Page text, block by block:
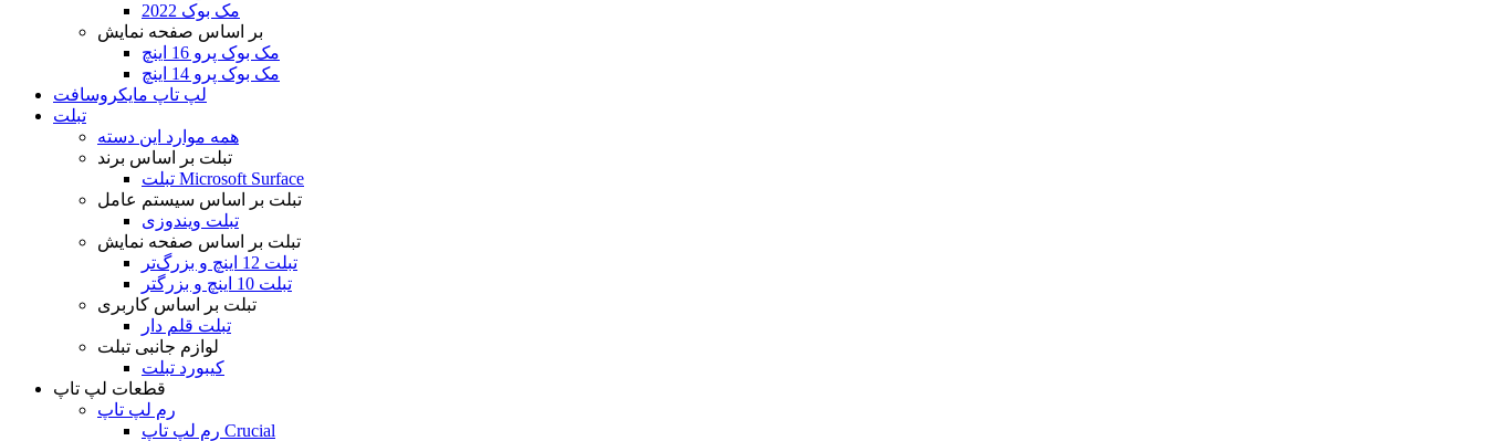
مک بوک 2022
بر اساس صفحه نمایش
مک بوک پرو 16 اینچ
مک بوک پرو 14 اینچ
لپ تاپ مایکروسافت
تبلت
همه موارد این دسته
تبلت بر اساس برند
تبلت Microsoft Surface
تبلت بر اساس سیستم عامل
تبلت ویندوزی
تبلت بر اساس صفحه نمایش
تبلت 12 اینچ و بزرگ‌تر
تبلت 10 اینچ و بزرگتر
تبلت بر اساس کاربری
تبلت قلم دار
لوازم جانبی تبلت
کیبورد تبلت
قطعات لپ تاپ
رم لپ تاپ
رم لپ تاپ Crucial